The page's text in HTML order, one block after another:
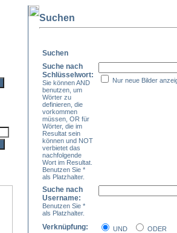
Suchen
Suchen
Suche nach
Schlüsselwort:
Sie können AND
benutzen, um
Wörter zu
definieren, die
vorkommen
müssen, OR für
Wörter, die im
Resultat sein
können und NOT
verbietet das
nachfolgende
Wort im Resultat.
Benutzen Sie *
als Platzhalter.
Nur neue Bilder
Suche nach
Username:
Benutzen Sie *
als Platzhalter.
Verknüpfung: UND ODER